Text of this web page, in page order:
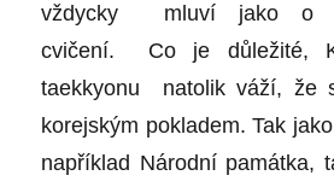
vždycky mluví jako o
cvičení. Co je důležité,
taekkyonu natolik váží, že
korejským pokladem. Tak
například Národní památka,